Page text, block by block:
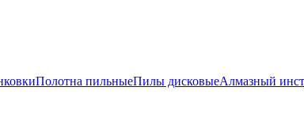
Полотна пильныеПилы дисковыеАлмазный